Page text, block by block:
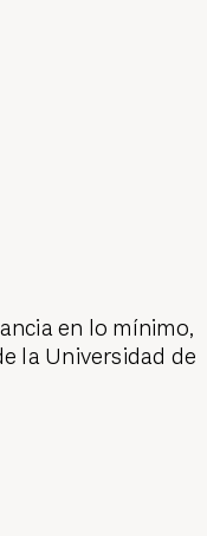
en lo mínimo,
la Universidad de